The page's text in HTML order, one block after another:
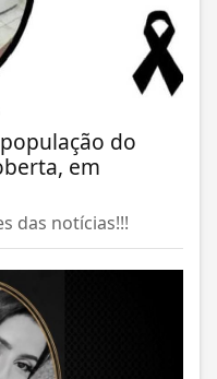
do
em
das notícias!!!